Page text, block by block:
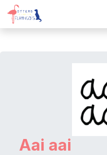
Overslaan naar inhoud
Aai aai